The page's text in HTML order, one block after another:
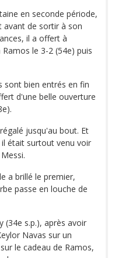
en seconde période,
avant de sortir à son
il a offert à
le 3-2 (54e) puis
sont bien entrés en fin
d'une belle ouverture
jusqu'au bout. Et
était surtout venu voir
a brillé le premier,
passe en louche de
(34e s.p.), après avoir
Navas sur un
le cadeau de Ramos,